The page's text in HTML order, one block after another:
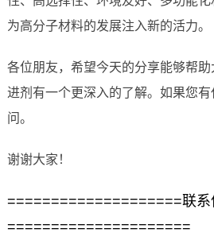
为高分子材料的发展注入新的活力。
各位朋友，希望今天的分享能够帮
进剂有一个更深入的了解。如果您
问。
谢谢大家！
====================联系
=====================